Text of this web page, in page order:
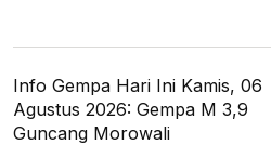
Info Gempa Hari Ini Kamis, 06
Agustus 2026: Gempa M 3,9
Guncang Morowali